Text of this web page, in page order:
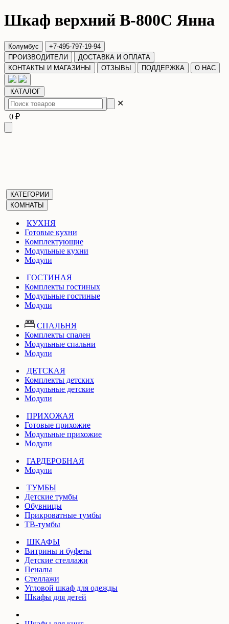
Шкаф верхний В-800С Янна
Колумбус
+7-495-797-19-94
ПРОИЗВОДИТЕЛИ
ДОСТАВКА И ОПЛАТА
КОНТАКТЫ И МАГАЗИНЫ
ОТЗЫВЫ ПОДДЕРЖКА О НАС
КАТАЛОГ
✕
0 ₽
КАТЕГОРИИ
КОМНАТЫ
КУХНЯ
Готовые кухни
Комплектующие
Модульные кухни
Модули
ГОСТИНАЯ
Комплекты гостиных
Модульные гостиные
Модули
СПАЛЬНЯ
Комплекты спален
Модульные спальни
Модули
ДЕТСКАЯ
Комплекты детских
Модульные детские
Модули
ПРИХОЖАЯ
Готовые прихожие
Модульные прихожие
Модули
ГАРДЕРОБНАЯ
Модули
ТУМБЫ
Детские тумбы
Обувницы
Прикроватные тумбы
ТВ-тумбы
ШКАФЫ
Витрины и буфеты
Детские стеллажи
Пеналы
Стеллажи
Угловой шкаф для одежды
Шкафы для детей